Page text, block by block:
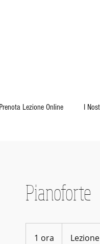
Prenota Lezione Online I
Pianoforte
1 ora